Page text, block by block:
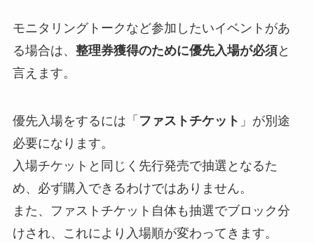
モニタリングトークなど参加したいイベントがあ
る場合は、 整理券獲得のために優先入場が必須と
言えます。
優先入場をするには「 ファストチケット 」が別途
必要になります。
入場チケットと同じく先行発売で抽選となるた
め、必ず購入できるわけではありません。
また、ファストチケット自体も抽選でブロック分
けされ、これにより入場順が変わってきます。